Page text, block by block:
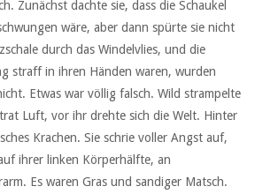
Zunächst dachte sie, dass die Schaukel
wäre, aber dann spürte sie nicht
durch das Windelvlies, und die
straff in ihren Händen waren, wurden
Etwas war völlig falsch. Wild strampelte
Luft, vor ihr drehte sich die Welt. Hinter
Krachen. Sie schrie voller Angst auf,
ihrer linken Körperhälfte, an
Es waren Gras und sandiger Matsch.